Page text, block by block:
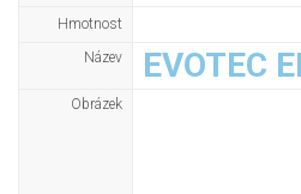
Hmotnost
Název EVOTEC
Obrázek